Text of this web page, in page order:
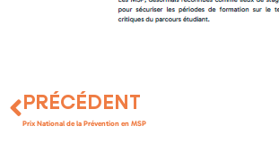
PRÉCÉDENT
Prix National de la Prévention en MSP